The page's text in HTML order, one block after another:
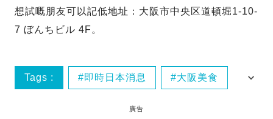
想試嘅朋友可以記低地址：大阪市中央区道頓堀1-10-
7 ぼんちビル 4F。
Tags : 即時日本消息 大阪美食
廣告